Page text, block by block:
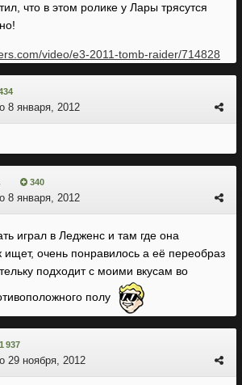
что в этом ролике у Лары трясутся
video/e3-2011-tomb-raider/714828
8 января, 2012
340
8 января, 2012
играл в Ледженс и там где она
ищет, очень понравилось а её переобраз
подходит с моими вкусам во
полу
1 937
29 ноября, 2012